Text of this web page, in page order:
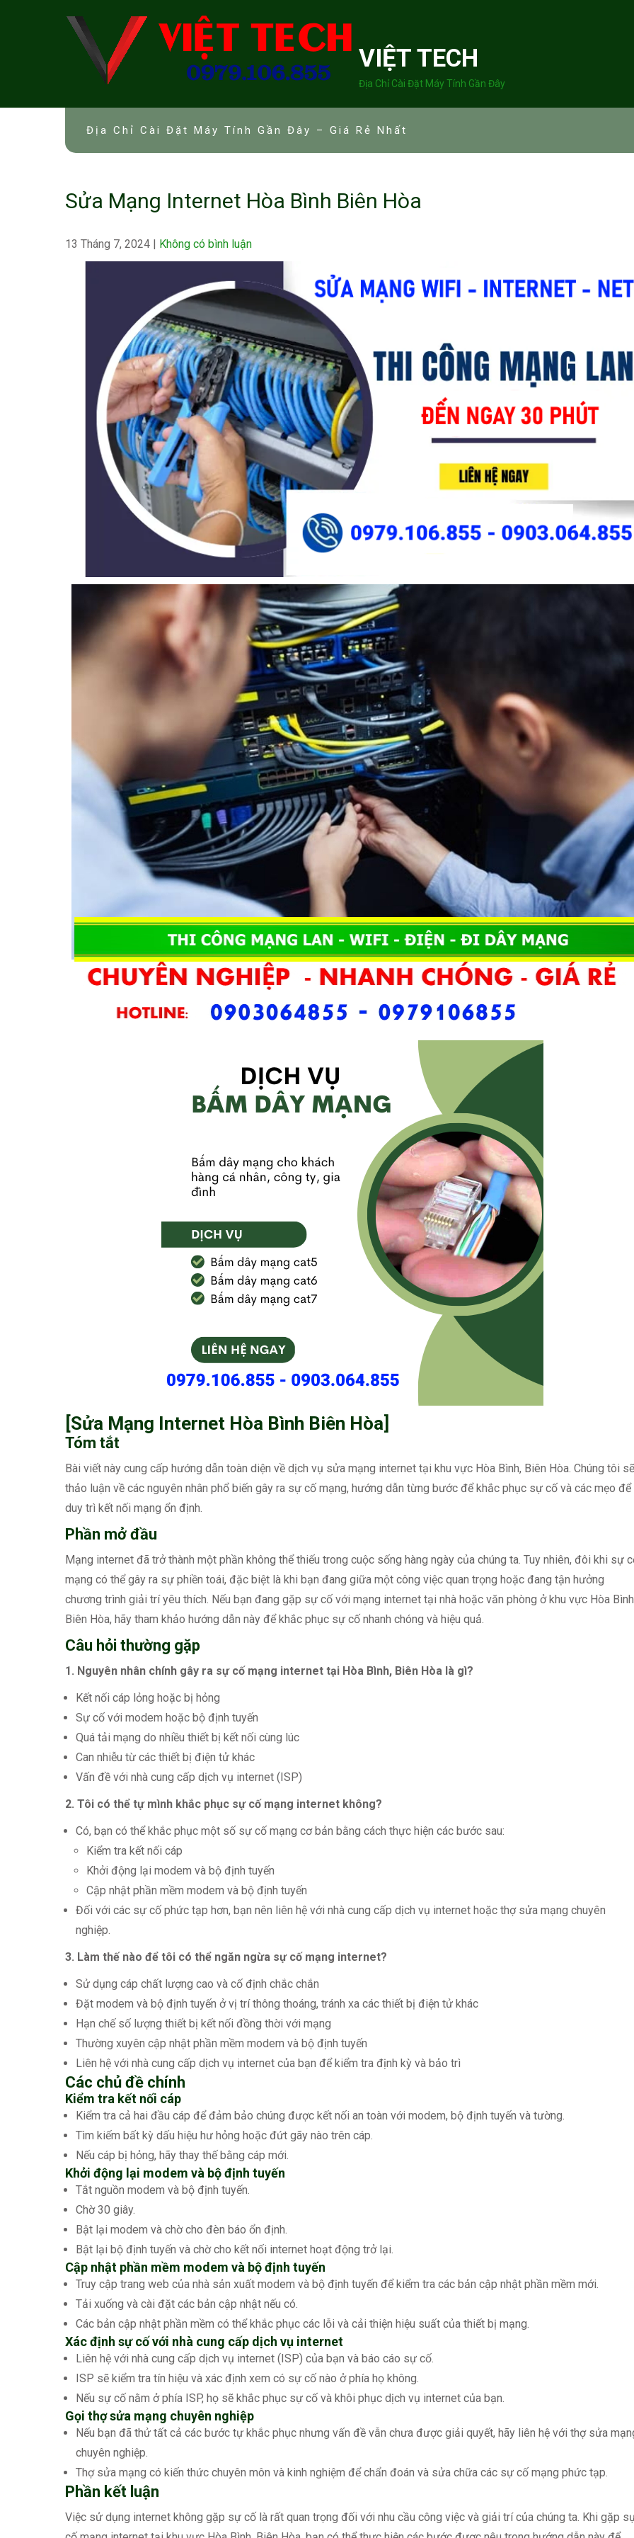
VIỆT TECH
Địa Chỉ Cài Đặt Máy Tính Gần Đây
Địa Chỉ Cài Đặt Máy Tính Gần Đây – Giá Rẻ Nhất
Sửa Mạng Internet Hòa Bình Biên Hòa
13 Tháng 7, 2024 | Không có bình luận
[Sửa Mạng Internet Hòa Bình Biên Hòa]
Tóm tắt
Bài viết này cung cấp hướng dẫn toàn diện về dịch vụ sửa mạng internet tại khu vực Hòa Bình, Biên Hòa. Chúng tôi sẽ
thảo luận về các nguyên nhân phổ biến gây ra sự cố mạng, hướng dẫn từng bước để khắc phục sự cố và các mẹo để
duy trì kết nối mạng ổn định.
Phần mở đầu
Mạng internet đã trở thành một phần không thể thiếu trong cuộc sống hàng ngày của chúng ta. Tuy nhiên, đôi khi sự
mạng có thể gây ra sự phiền toái, đặc biệt là khi bạn đang giữa một công việc quan trọng hoặc đang tận hưởng
chương trình giải trí yêu thích. Nếu bạn đang gặp sự cố với mạng internet tại nhà hoặc văn phòng ở khu vực Hòa
Biên Hòa, hãy tham khảo hướng dẫn này để khắc phục sự cố nhanh chóng và hiệu quả.
Câu hỏi thường gặp
1. Nguyên nhân chính gây ra sự cố mạng internet tại Hòa Bình, Biên Hòa là gì?
Kết nối cáp lỏng hoặc bị hỏng
Sự cố với modem hoặc bộ định tuyến
Quá tải mạng do nhiều thiết bị kết nối cùng lúc
Can nhiễu từ các thiết bị điện tử khác
Vấn đề với nhà cung cấp dịch vụ internet (ISP)
2. Tôi có thể tự mình khắc phục sự cố mạng internet không?
Có, bạn có thể khắc phục một số sự cố mạng cơ bản bằng cách thực hiện các bước sau:
Kiểm tra kết nối cáp
Khởi động lại modem và bộ định tuyến
Cập nhật phần mềm modem và bộ định tuyến
Đối với các sự cố phức tạp hơn, bạn nên liên hệ với nhà cung cấp dịch vụ internet hoặc thợ sửa mạng chuyên
nghiệp.
3. Làm thế nào để tôi có thể ngăn ngừa sự cố mạng internet?
Sử dụng cáp chất lượng cao và cố định chắc chắn
Đặt modem và bộ định tuyến ở vị trí thông thoáng, tránh xa các thiết bị điện tử khác
Hạn chế số lượng thiết bị kết nối đồng thời với mạng
Thường xuyên cập nhật phần mềm modem và bộ định tuyến
Liên hệ với nhà cung cấp dịch vụ internet của bạn để kiểm tra định kỳ và bảo trì
Các chủ đề chính
Kiểm tra kết nối cáp
Kiểm tra cả hai đầu cáp để đảm bảo chúng được kết nối an toàn với modem, bộ định tuyến và tường.
Tìm kiếm bất kỳ dấu hiệu hư hỏng hoặc đứt gãy nào trên cáp.
Nếu cáp bị hỏng, hãy thay thế bằng cáp mới.
Khởi động lại modem và bộ định tuyến
Tắt nguồn modem và bộ định tuyến.
Chờ 30 giây.
Bật lại modem và chờ cho đèn báo ổn định.
Bật lại bộ định tuyến và chờ cho kết nối internet hoạt động trở lại.
Cập nhật phần mềm modem và bộ định tuyến
Truy cập trang web của nhà sản xuất modem và bộ định tuyến để kiểm tra các bản cập nhật phần mềm mới.
Tải xuống và cài đặt các bản cập nhật nếu có.
Các bản cập nhật phần mềm có thể khắc phục các lỗi và cải thiện hiệu suất của thiết bị mạng.
Xác định sự cố với nhà cung cấp dịch vụ internet
Liên hệ với nhà cung cấp dịch vụ internet (ISP) của bạn và báo cáo sự cố.
ISP sẽ kiểm tra tín hiệu và xác định xem có sự cố nào ở phía họ không.
Nếu sự cố nằm ở phía ISP, họ sẽ khắc phục sự cố và khôi phục dịch vụ internet của bạn.
Gọi thợ sửa mạng chuyên nghiệp
Nếu bạn đã thử tất cả các bước tự khắc phục nhưng vấn đề vẫn chưa được giải quyết, hãy liên hệ với thợ sửa
chuyên nghiệp.
Thợ sửa mạng có kiến thức chuyên môn và kinh nghiệm để chẩn đoán và sửa chữa các sự cố mạng phức tạp.
Phần kết luận
Việc sử dụng internet không gặp sự cố là rất quan trọng đối với nhu cầu công việc và giải trí của chúng ta. Khi gặp